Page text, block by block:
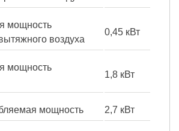
мощность
воздуха
0,45 кВт
мощность
1,8 кВт
мощность 2,7 кВт